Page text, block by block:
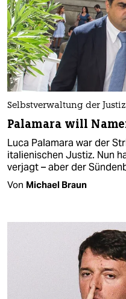
Selbstverwaltung der
Palamara will
Luca Palamara war der
italienischen Justiz. Nun
verjagt – aber der
Von Michael Braun